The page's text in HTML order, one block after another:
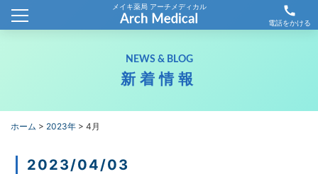
メイキ薬局 アーチメディカル call
電話をかける
ホーム
新着情報
NEWS & BLOG
新着情報
ホーム > 2023年 > 4月
2023/04/03